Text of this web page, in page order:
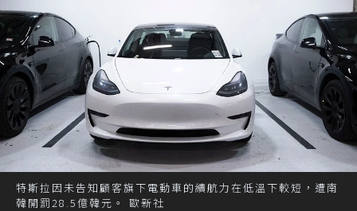
特斯拉因未告知顧客旗下電動車的續航力在低溫下較短，遭南
韓開罰28.5億韓元。 歐新社